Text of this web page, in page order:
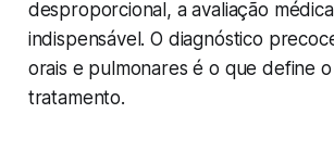
desproporcional, a avaliação
indispensável. O diagnóstico
orais e pulmonares é o que define
tratamento.